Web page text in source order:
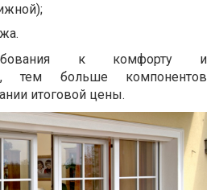
к комфорту и
тем больше компонентов
итоговой цены.